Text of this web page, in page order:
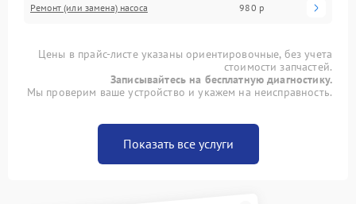
Ремонт (или замена) насоса 980 р
Цены в прайс-листе указаны ориентировочные, без учета
стоимости запчастей.
Записывайтесь на бесплатную диагностику.
Мы проверим ваше устройство и укажем на неисправность.
Показать все услуги